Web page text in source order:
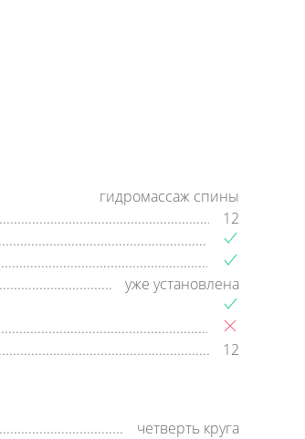
гидромассаж спины
12
уже установлена
12
четверть круга